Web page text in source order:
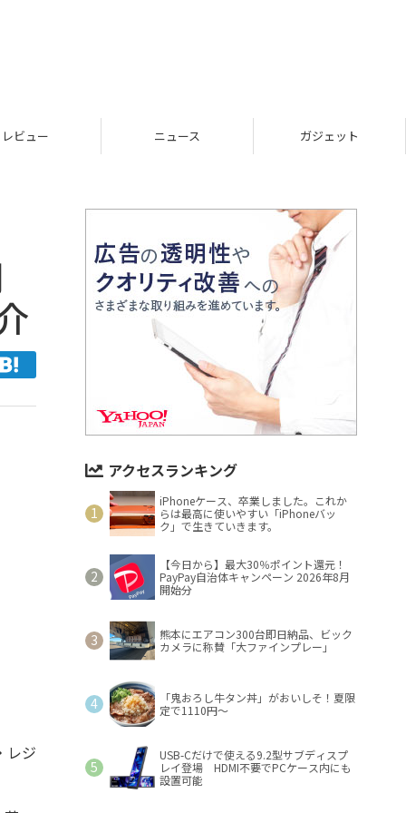
レビュー ニュース ガジェット
レジ
アクセスランキング
iPhoneケース、卒業しました。これか
らは最高に使いやすい「iPhoneバッ
ク」で生きていきます。
【今日から】最大30％ポイント還元！
PayPay自治体キャンペーン 2026年8月
開始分
熊本にエアコン300台即日納品、ビック
カメラに称賛「大ファインプレー」
「鬼おろし牛タン丼」がおいしそ！夏限
定で1110円～
USB-Cだけで使える9.2型サブディスプ
レイ登場 HDMI不要でPCケース内にも
設置可能